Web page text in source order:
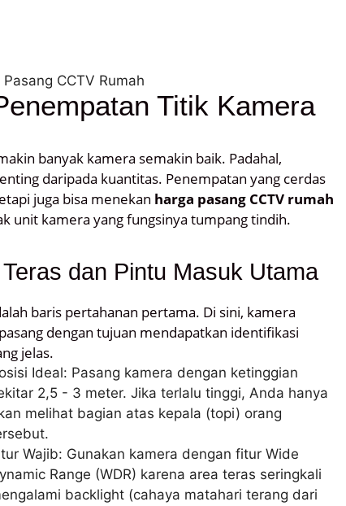
Titik Kamera
banyak kamera semakin baik. Padahal,
daripada kuantitas. Penempatan yang cerdas
juga bisa menekan harga pasang CCTV rumah
unit kamera yang fungsinya tumpang tindih.
dan Pintu Masuk Utama
baris pertahanan pertama. Di sini, kamera
dengan tujuan mendapatkan identifikasi
jelas.
Ideal: Pasang kamera dengan ketinggian
2,5 - 3 meter. Jika terlalu tinggi, Anda hanya
melihat bagian atas kepala (topi) orang
Wajib: Gunakan kamera dengan fitur Wide
Range (WDR) karena area teras seringkali
backlight (cahaya matahari terang dari